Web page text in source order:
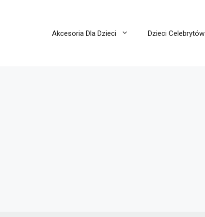
Akcesoria Dla Dzieci Dzieci Celebrytów